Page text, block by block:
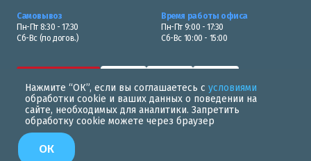
Нажмите “ОК”, если вы соглашаетесь с условиями
обработки cookie и ваших данных о поведении на
сайте, необходимых для аналитики. Запретить
обработку cookie можете через браузер
ОК
Самовывоз
Пн-Пт 8:30 - 17:30
Сб-Вс (по догов.)
Время работы офиса
Пн-Пт 9:00 - 17:30
Сб-Вс 10:00 - 15:00
Политика в области обработки персональных данных